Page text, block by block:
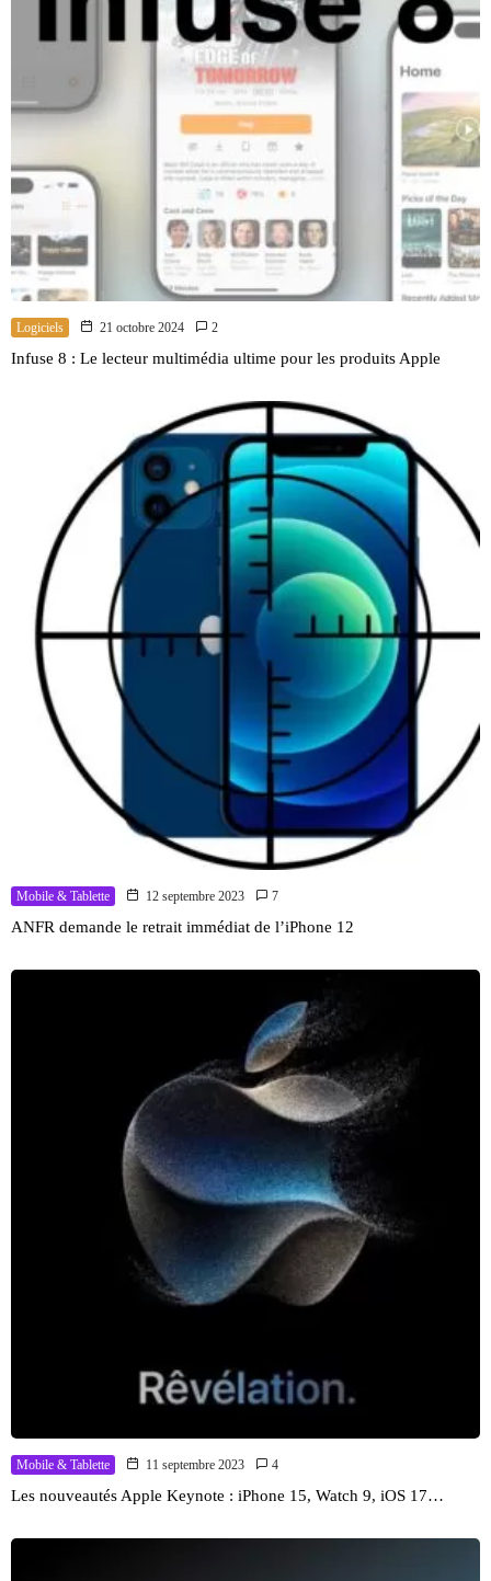
Logiciels 21 octobre 2024 2
Infuse 8 : Le lecteur multimédia ultime pour les produits Apple
Mobile & Tablette 12 septembre 2023 7
ANFR demande le retrait immédiat de l’iPhone 12
Mobile & Tablette 11 septembre 2023 4
Les nouveautés Apple Keynote : iPhone 15, Watch 9, iOS 17…